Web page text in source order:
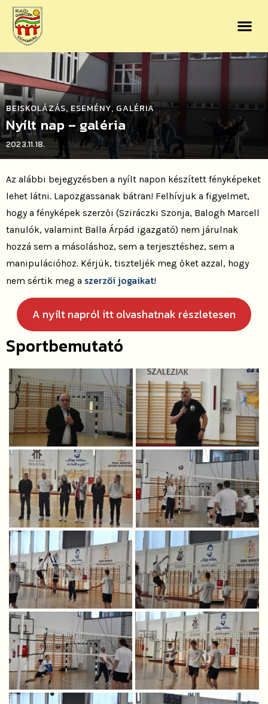
BEISKOLÁZÁS, ESEMÉNY, GALÉRIA
Nyílt nap – galéria
2023.11.18.
Az alábbi bejegyzésben a nyílt napon készített fényképeket
lehet látni. Lapozgassanak bátran! Felhívjuk a figyelmet,
hogy a fényképek szerzői (Sziráczki Szonja, Balogh Marcell
tanulók, valamint Balla Árpád igazgató) nem járulnak
hozzá sem a másoláshoz, sem a terjesztéshez, sem a
manipulációhoz. Kérjük, tiszteljék meg őket azzal, hogy
nem sértik meg a szerzői jogaikat!
A nyílt napról itt olvashatnak részletesen
Sportbemutató